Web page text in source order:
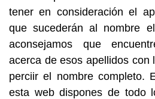
tener en consideración el
que sucederán al nombre
aconsejamos que
acerca de esos apellidos con
perciir el nombre completo.
esta web dispones de todo